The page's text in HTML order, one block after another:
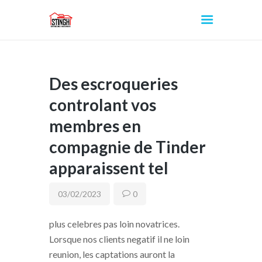
INICIO
Des escroqueries
controlant vos
membres en
compagnie de Tinder
apparaissent tel
03/02/2023 0
plus celebres pas loin novatrices.
Lorsque nos clients negatif il ne loin
reunion, les captations auront la